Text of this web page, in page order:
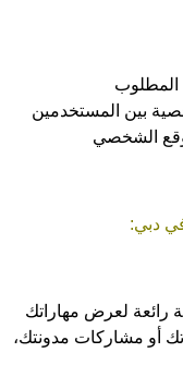
المطلوب
بين المستخدمين
الشخصي
لعرض مهاراتك
أو مشاركات مدونتك،